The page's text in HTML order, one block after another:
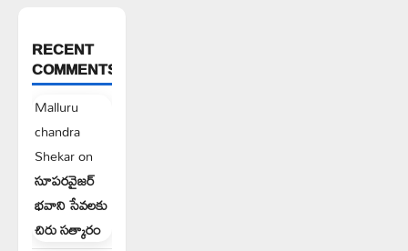
RECENT
COMMENTS
Malluru
chandra
Shekaron
సూపరవైజర్
భవాని సేవలకు
చిరు సత్కారం